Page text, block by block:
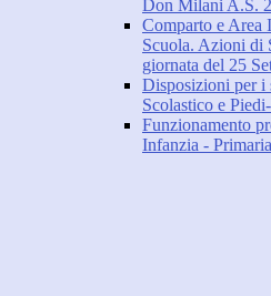
Don Milani A.S.
Comparto e Area
Scuola. Azioni di
giornata del 25
Disposizioni per i
Scolastico e
Funzionamento
Infanzia -